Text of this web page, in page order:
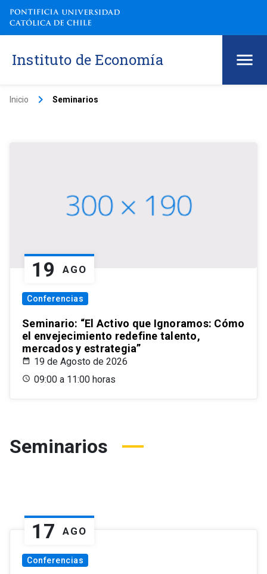
Instituto de Economía
Inicio keyboard_arrow_right Seminarios
19 AGO
Conferencias
Seminario: “El Activo que Ignoramos: Cómo
el envejecimiento redefine talento,
mercados y estrategia”
19 de Agosto de 2026
09:00 a 11:00 horas
Seminarios
17 AGO
Conferencias